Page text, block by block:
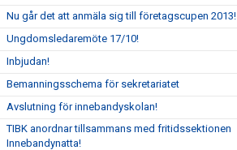
Nu går det att anmäla sig till företagscupen 2013!
Ungdomsledaremöte 17/10!
Inbjudan!
Bemanningsschema för sekretariatet
Avslutning för innebandyskolan!
TIBK anordnar tillsammans med fritidssektionen
Innebandynatta!